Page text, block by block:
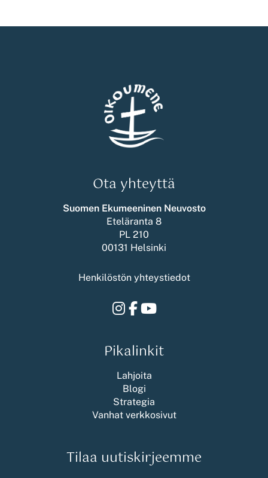
Ota yhteyttä
Suomen Ekumeeninen Neuvosto
Eteläranta 8
PL 210
00131 Helsinki
Henkilöstön yhteystiedot
Instagram
Facebook
Youtube
Pikalinkit
Lahjoita
Blogi
Strategia
Vanhat verkkosivut
Tilaa uutiskirjeemme